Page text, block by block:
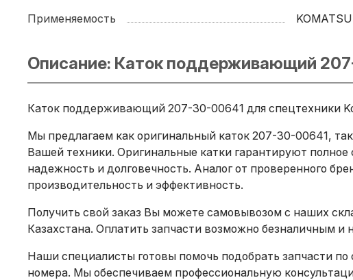
Применяемость KOMATSU
Описание: Каток поддерживающий
Каток поддерживающий 207-30-00641 для спецтехники
Мы предлагаем как оригинальный каток 207-30-00641,
Вашей техники. Оригинальные катки гарантируют
надежность и долговечность. Аналог от проверенного
производительность и эффективность.
Получить свой заказ Вы можете самовывозом с наших
Казахстана. Оплатить запчасти возможно безналичным
Наши специалисты готовы помочь подобрать запчасти
номера. Мы обеспечиваем профессиональную